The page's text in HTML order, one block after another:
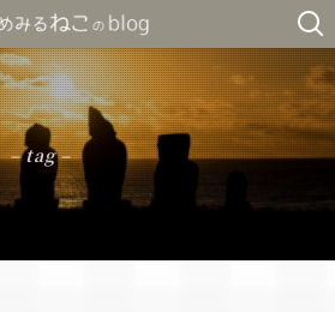
– tag –